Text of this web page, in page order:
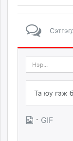
· GIF